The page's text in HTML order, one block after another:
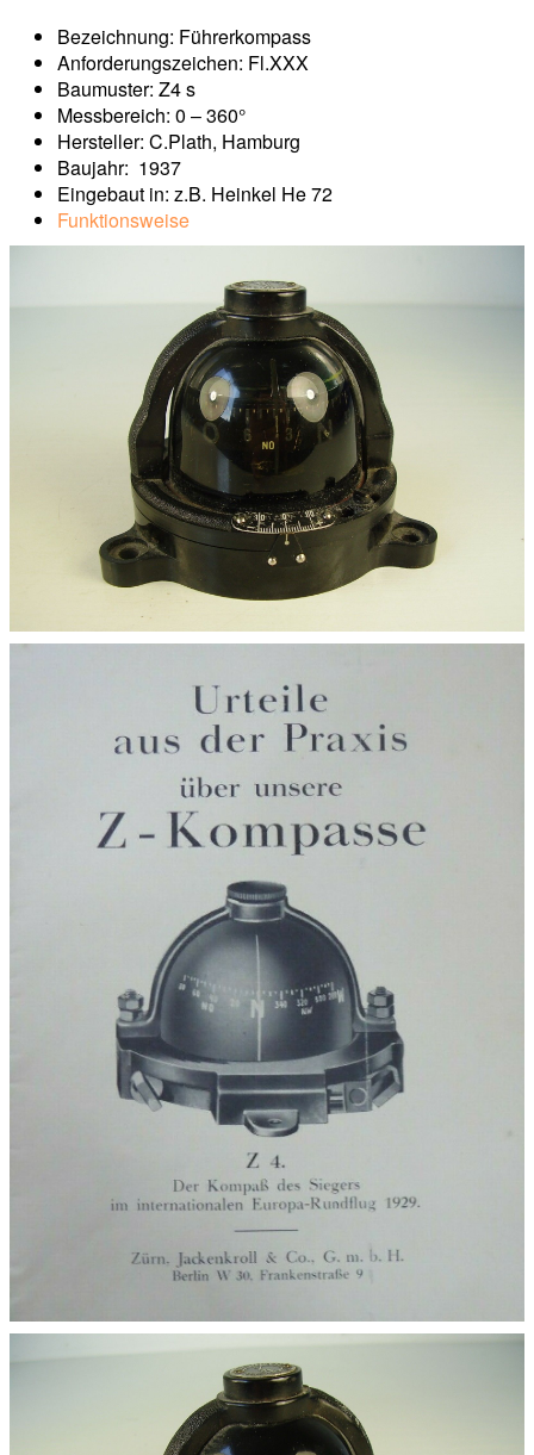
Bezeichnung: Führerkompass
Anforderungszeichen: Fl.XXX
Baumuster: Z4 s
Messbereich: 0 – 360°
Hersteller: C.Plath, Hamburg
Baujahr: 1937
Eingebaut in: z.B. Heinkel He 72
Funktionsweise